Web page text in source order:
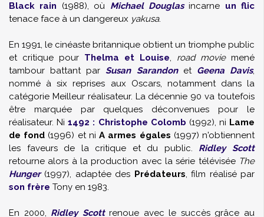
Black rain (1988), où Michael Douglasincarne un flic
tenace face à un dangereux yakusa.
En 1991, le cinéaste britannique obtient un triomphe public
et critique pour Thelma et Louise, road moviemené
tambour battant parSusan Sarandonet Geena Davis,
nommé à six reprises aux Oscars, notamment dans la
catégorie Meilleur réalisateur. La décennie 90 va toutefois
être marquée par quelques déconvenues pour le
réalisateur. Ni1492 : Christophe Colomb (1992), ni Lame
de fond (1996) et niA armes égales (1997) n'obtiennent
les faveurs de la critique et du public. Ridley Scott
retourne alors à la production avec la série télévisée The
Hunger(1997), adaptée des Prédateurs, film réalisé par
son frère Tony en 1983.
En 2000, Ridley Scottrenoue avec le succès grâce au